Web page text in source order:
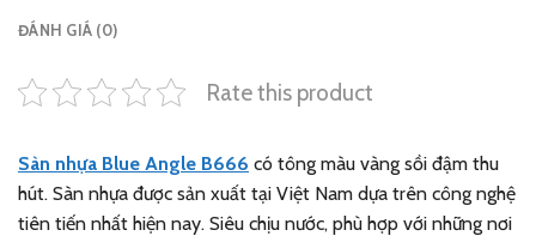
ĐÁNH GIÁ (0)
Rate this product
Sàn nhựa Blue Angle B666 có tông màu vàng sồi đậm thu
hút. Sàn nhựa được sản xuất tại Việt Nam dựa trên công nghệ
tiên tiến nhất hiện nay. Siêu chịu nước, phù hợp với những nơi